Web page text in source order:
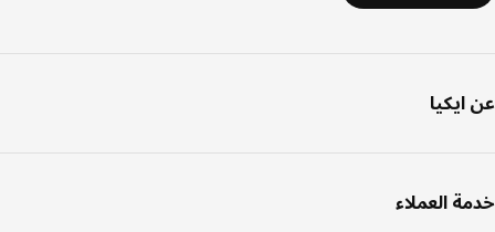
العملاء